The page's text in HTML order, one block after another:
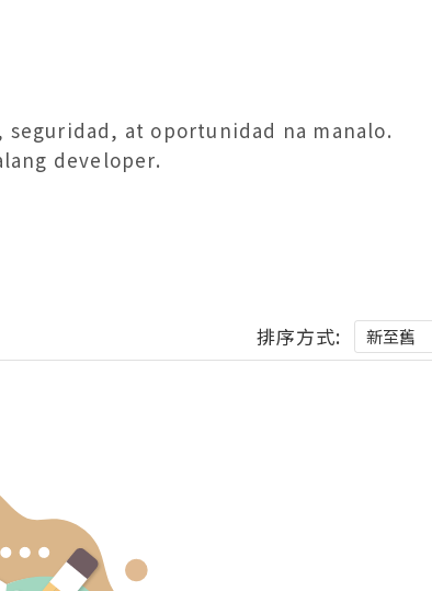
seguridad, at oportunidad na manalo.
developer.
排序方式: